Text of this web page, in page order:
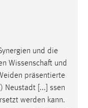
und die
Wissenschaft und
präsentierte
Neustadt [...] ssen
werden kann.